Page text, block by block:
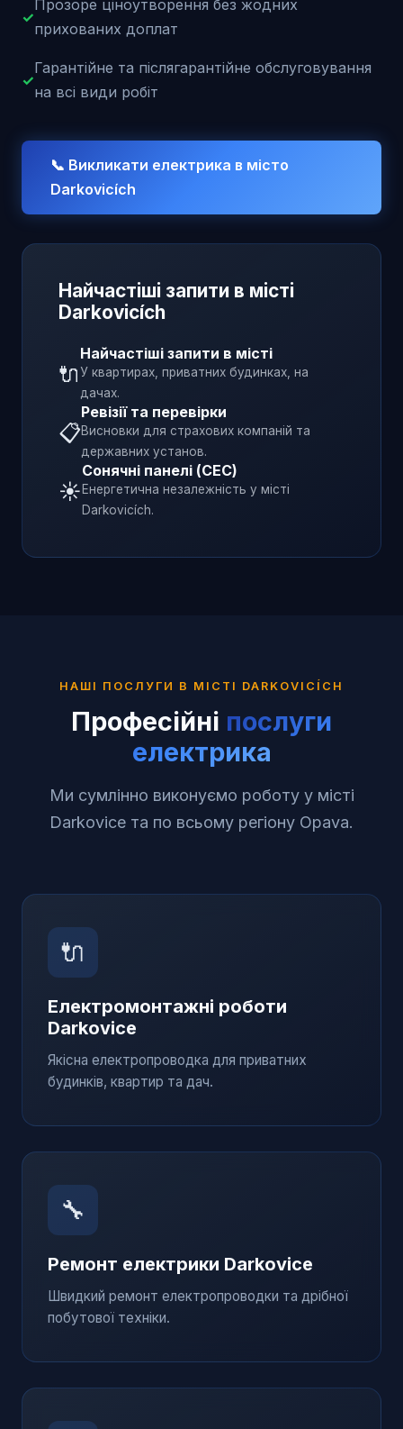
✓
Прозоре ціноутворення без жодних
прихованих доплат
✓
Гарантійне та післягарантійне обслуговування
на всі види робіт
📞 Викликати електрика в місто
Darkovicích
Найчастіші запити в місті
Darkovicích
🔌
Найчастіші запити в місті
У квартирах, приватних будинках, на
дачах.
📋
Ревізії та перевірки
Висновки для страхових компаній та
державних установ.
☀️
Сонячні панелі (СЕС)
Енергетична незалежність у місті
Darkovicích.
НАШІ ПОСЛУГИ В МІСТІ DARKOVICÍCH
Професійні послуги
електрика
Ми сумлінно виконуємо роботу у місті
Darkovice та по всьому регіону Opava.
🔌
Електромонтажні роботи
Darkovice
Якісна електропроводка для приватних
будинків, квартир та дач.
🔧
Ремонт електрики Darkovice
Швидкий ремонт електропроводки та дрібної
побутової техніки.